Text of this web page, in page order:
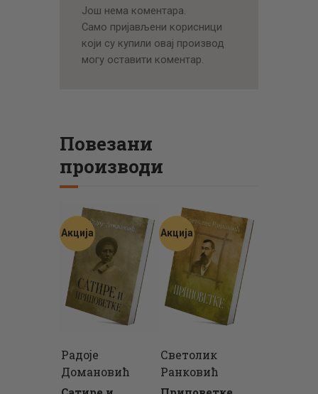
Још нема коментара.
Само пријављени корисници
који су купили овај производ
могу оставити коментар.
Повезани
производи
Акција
Радоје
Домановић
Акција
Светолик
Ранковић